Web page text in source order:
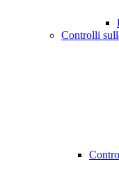
Controlli